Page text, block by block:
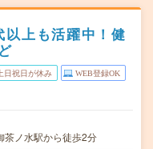
上も活躍中！健
日祝日が休み WEB登録OK
茶ノ水駅から徒歩2分